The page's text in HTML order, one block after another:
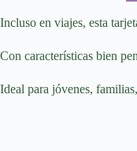
Incluso en viajes, esta
Con características bien
Ideal para jóvenes,